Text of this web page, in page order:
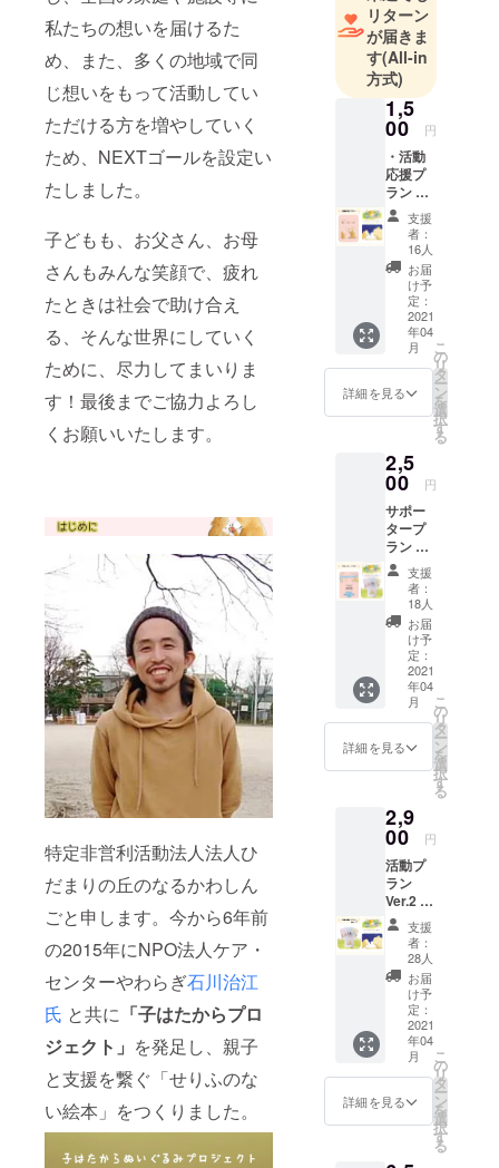
私たちの想いを届けるた
め、また、多くの地域で同
じ想いをもって活動してい
ただける方を増やしていく
ため、NEXTゴールを設定い
たしました。
子どもも、お父さん、お母
さんもみんな笑顔で、疲れ
たときは社会で助け合え
る、そんな世界にしていく
ために、尽力してまいりま
す！最後までご協力よろし
くお願いいたします。
特定非営利活動法人法人ひ
だまりの丘のなるかわしん
ごと申します。今から6年前
の2015年にNPO法人ケア・
センターやわらぎ石川治江
氏 と共に 「子はたからプロ
ジェクト」 を発足し、親子
と支援を繋ぐ「せりふのな
い絵本」をつくりました。
2002年に法
人格を取得
しました。
ひだまりの
丘は”利用者
と親子”の育
ち、これか
ら就職して
いく”学生”の
育ち、各事
者”の育ちの
「３つの育
ち」を根幹
としていま
にとっての
を寄せ、関
わるひとり
ひとりがあ
たたかさを
感じられる
関係づく
り・場づく
りを大切に
す。
リターン
が届きま
す(All-in
方式)
1,5
00 円
・活動
応援プ
ラン ①
サン
キュー
レター
②ポス
トカー
ド ③え
ほん
「あっ
ぷっ
ぷ」 画
像はイ
メージ
です。
消費税
（10％
）を含
んだ金
額と
なって
おりま
す。
支援
者：
16人
お届
け予
定：
2021
年04
月
詳細を見る
こ
の
リ
タ
ー
ン
を
選
択
す
る
2,5
00 円
サポー
タープ
ラン ①
えほん
３冊
セット
「あっ
ぷっ
ぷ」
「やっ
たぁ！
」「み
てみ
て！」
②児童
虐待予
事業に
関する
資料 ③
活動報
告書 ④
活動取
材
DVD（1
0分程
度） 送
料と消
費税
（10％
）を含
んだ金
額と
なって
支援
者：
18人
お届
け予
定：
2021
年04
月
詳細を見る
こ
の
リ
タ
ー
ン
を
選
択
す
る
2,9
00 円
活動プ
ラン
Ver.2 ①
サン
キュー
レター
②ポス
トカー
ド ③え
ほん３
冊セッ
「あっ
ぷっ
ぷ」
「やっ
支援
者：
28人
お届
け予
定：
2021
年04
月
詳細を見る
こ
の
リ
タ
ー
ン
を
選
択
す
る